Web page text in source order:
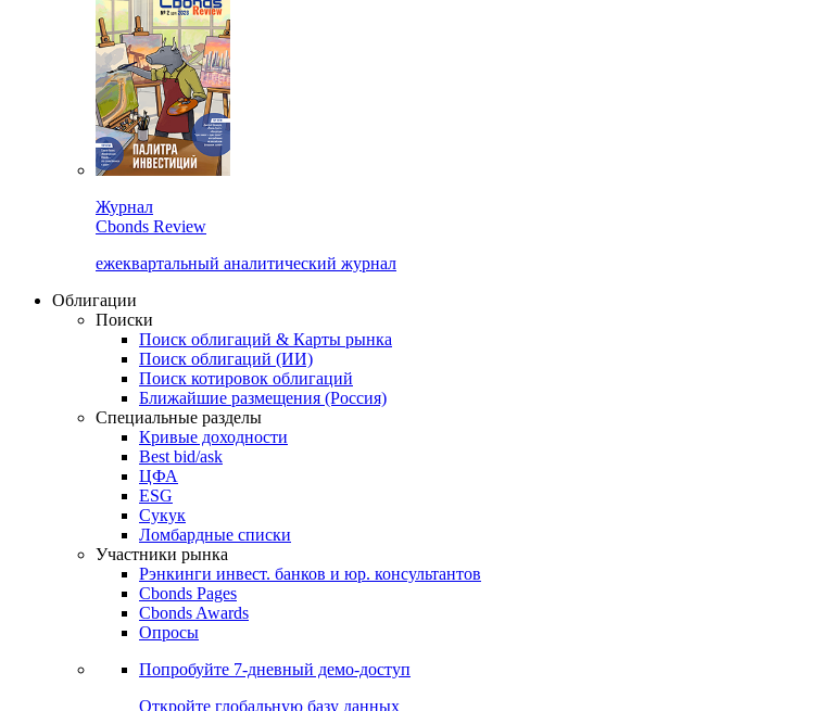
Сбондс-ТВ
Cbonds для СМИ
Глоссарий
Журнал
Cbonds Review
ежеквартальный аналитический журнал
Облигации
Поиски
Поиск облигаций & Карты рынка
Поиск облигаций (ИИ)
Поиск котировок облигаций
Ближайшие размещения (Россия)
Специальные разделы
Кривые доходности
Best bid/ask
ЦФА
ESG
Сукук
Ломбардные списки
Участники рынка
Рэнкинги инвест. банков и юр. консультантов
Cbonds Pages
Cbonds Awards
Опросы